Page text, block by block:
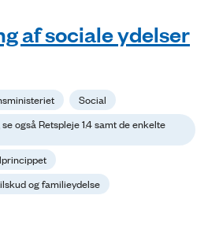
af sociale ydelser
Social
også Retspleje 1.4 samt de enkelte
og familieydelse